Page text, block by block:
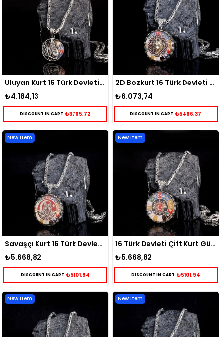
Uluyan Kurt 16 Türk Devleti Gümüş Kolye
₺4.184,13
DISCOUNT IN CART ₺3765,72
2D Bozkurt 16 Türk Devleti Gümüş Kolye
₺6.073,74
DISCOUNT IN CART ₺5466,37
Savaşçı Kurt 16 Türk Devleti Gümüş Kolye
₺5.668,82
DISCOUNT IN CART ₺5101,94
New Item
16 Türk Devleti Çift Kurt Gümüş Kolye
₺5.668,82
DISCOUNT IN CART ₺5101,94
New Item
New Item New Item